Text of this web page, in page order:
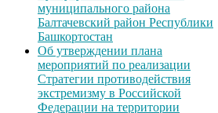
муниципального района
Балтачевский район Республики
Башкортостан
Об утверждении плана
мероприятий по реализации
Стратегии противодействия
экстремизму в Российской
Федерации на территории